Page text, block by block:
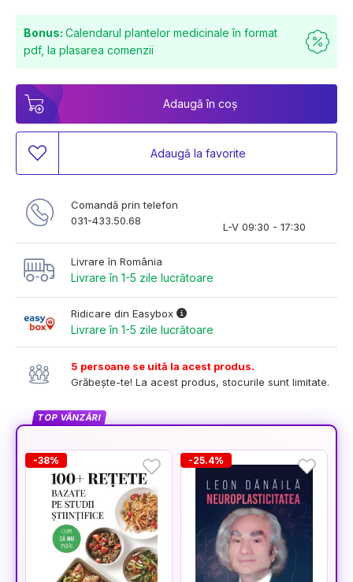
Bonus: Calendarul plantelor medicinale în format
pdf, la plasarea comenzii
Adaugă în coș
Adaugă la favorite
Comandă prin telefon
031-433.50.68
L-V 09:30 - 17:30
Livrare în România
Livrare în 1-5 zile lucrătoare
Ridicare din Easybox
Livrare în 1-5 zile lucrătoare
5 persoane se uită la acest produs.
Grăbește-te! La acest produs, stocurile sunt limitate.
TOP VÂNZĂRI
-38% -25.4%